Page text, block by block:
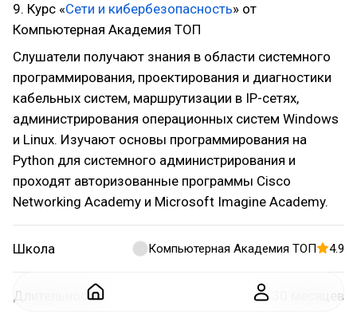
9. Курс «Сети и кибербезопасность» от
Компьютерная Академия ТОП
Слушатели получают знания в области системного
программирования, проектирования и диагностики
кабельных систем, маршрутизации в IP-сетях,
администрирования операционных систем Windows
и Linux. Изучают основы программирования на
Python для системного администрирования и
проходят авторизованные программы Cisco
Networking Academy и Microsoft Imagine Academy.
Школа Компьютерная Академия ТОП 4.9
Длительность 30 месяцев